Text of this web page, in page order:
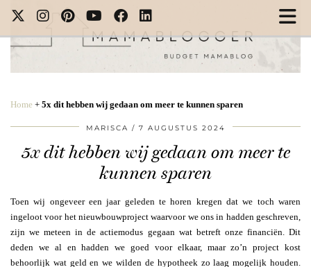
Home + 5x dit hebben wij gedaan om meer te kunnen sparen
MARISCA 7 AUGUSTUS 2024
5x dit hebben wij gedaan om meer te
kunnen sparen
Toen wij ongeveer een jaar geleden te horen kregen dat we toch waren
ingeloot voor het nieuwbouwproject waarvoor we ons in hadden geschreven,
zijn we meteen in de actiemodus gegaan wat betreft onze financiën. Dit
deden we al en hadden we goed voor elkaar, maar zo’n project kost
behoorlijk wat geld en we wilden de hypotheek zo laag mogelijk houden.